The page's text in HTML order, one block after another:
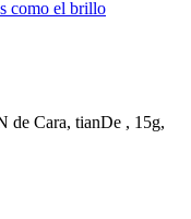
como el brillo
de Cara, tianDe , 15g,